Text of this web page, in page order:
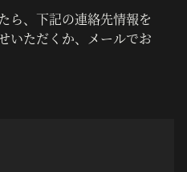
ら、下記の連絡先情報を
いただくか、メールでお